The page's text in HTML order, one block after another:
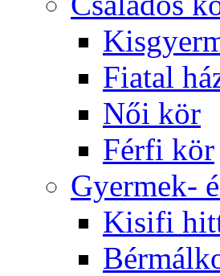
Fiatal
Női kör
Férfi kör
Gyermek-
Kisifi